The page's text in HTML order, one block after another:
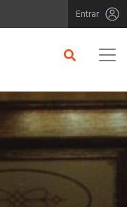
Entrar